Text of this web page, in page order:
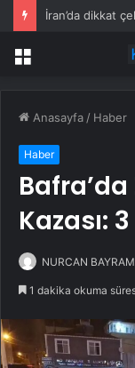
Menü
Anasayfa / Haber
Haber
Kazası:
NURCAN BAYRAM
1 dakika okuma